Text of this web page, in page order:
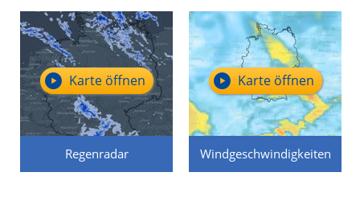
Regenradar
Karte öffnen
Windgeschwindigkeiten
Karte öffnen